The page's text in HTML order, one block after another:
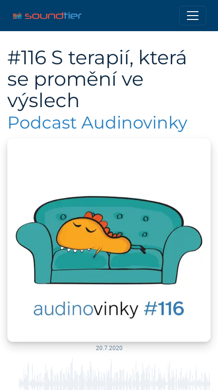
#116 S terapií, která
se promění ve
výslech
Podcast Audinovinky
20.7.2020